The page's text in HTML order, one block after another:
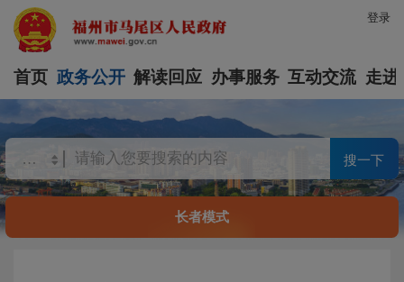
登录
首页 政务公开 解读回应 办事服务 互动交流 走进
搜一下
长者模式